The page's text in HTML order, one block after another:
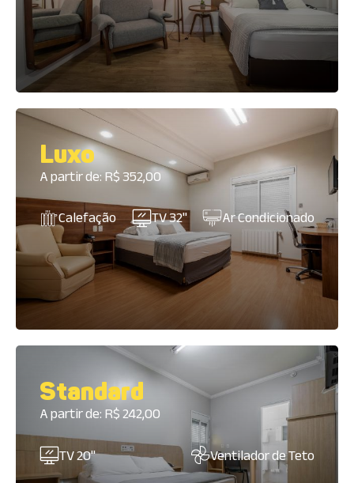
Luxo
A partir de: R$ 352,00
Calefação
TV 32" Ar Condicionado
Standard
A partir de: R$ 242,00
TV 20"
Ventilador de Teto